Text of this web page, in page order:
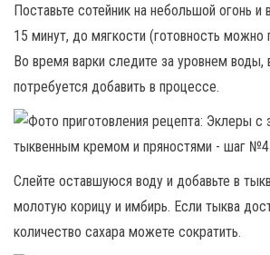
Поставьте сотейник на небольшой огонь и
15 минут, до мягкости (готовность
Во время варки следите за уровнем
потребуется добавить в процессе.
Слейте оставшуюся воду и добавьте в
молотую корицу и имбирь. Если тыква
количество сахара можете сократить.